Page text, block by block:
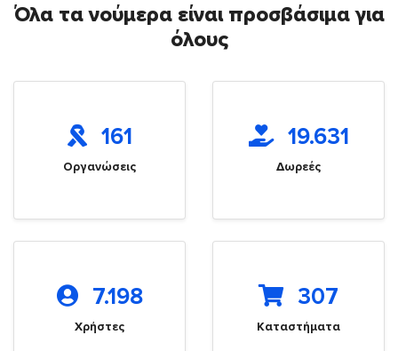
Όλα τα νούμερα είναι προσβάσιμα για
όλους
161
Οργανώσεις
19.631
Δωρεές
7.198
Χρήστες
307
Καταστήματα